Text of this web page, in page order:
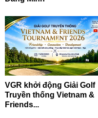
VGR khởi động Giải Golf
Truyền thống Vietnam &
Friends...